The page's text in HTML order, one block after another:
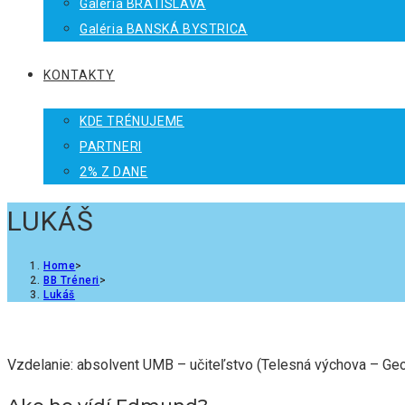
Galéria BRATISLAVA
Galéria BANSKÁ BYSTRICA
KONTAKTY
KDE TRÉNUJEME
PARTNERI
2% Z DANE
LUKÁŠ
Home>
BB Tréneri >
Lukáš
Vzdelanie: absolvent UMB – učiteľstvo (Telesná výchova –